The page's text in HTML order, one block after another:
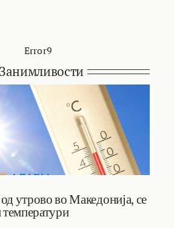
Error9
Занимливости
утрово во Македонија, се